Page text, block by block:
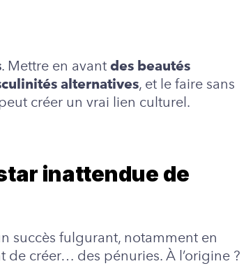
. Mettre en avant des beautés
alternatives, et le faire sans
créer un vrai lien culturel.
inattendue de
succès fulgurant, notamment en
de créer… des pénuries. À l’origine ?